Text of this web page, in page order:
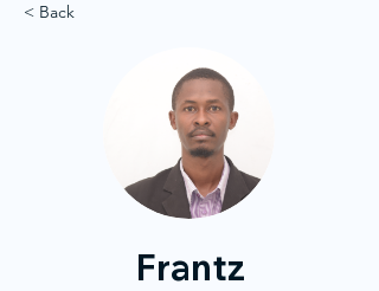
< Back
Frantz